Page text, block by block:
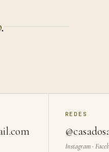
.
REDES
Instagram ·